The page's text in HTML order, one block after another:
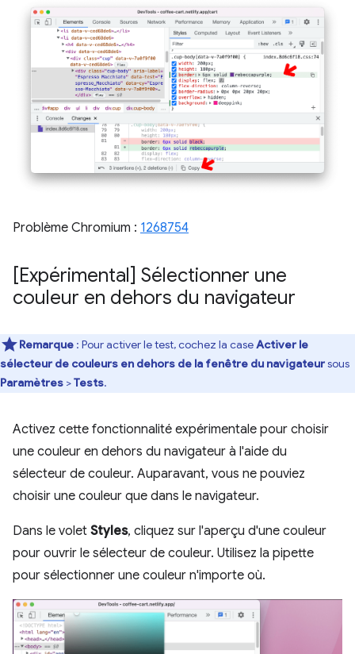
Problème Chromium : 1268754
[Expérimental] Sélectionner une
couleur en dehors du navigateur
Remarque : Pour activer le test, cochez la caseActiver le
sélecteur de couleurs en dehors de la fenêtre du navigateursous
Paramètres >Tests.
Activez cette fonctionnalité expérimentale pour choisir
une couleur en dehors du navigateur à l'aide du
sélecteur de couleur. Auparavant, vous ne pouviez
choisir une couleur que dans le navigateur.
Dans le volet Styles, cliquez sur l'aperçu d'une couleur
pour ouvrir le sélecteur de couleur. Utilisez la pipette
pour sélectionner une couleur n'importe où.